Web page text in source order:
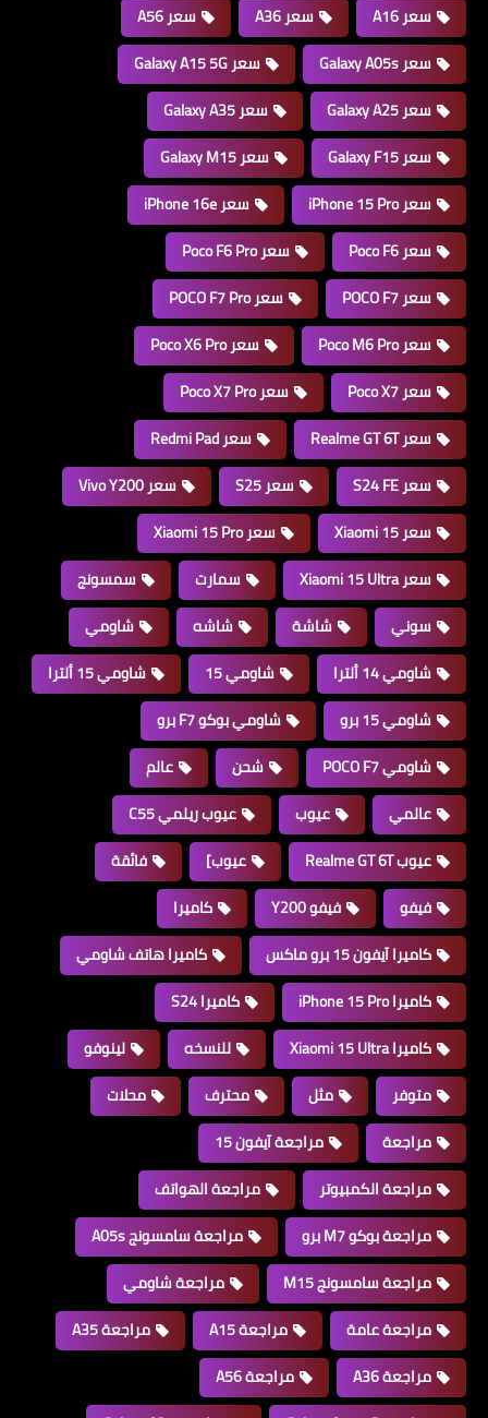
سعر A16
سعر A36
سعر A56
سعر Galaxy A05s
سعر Galaxy A15 5G
سعر Galaxy A25
سعر Galaxy A35
سعر Galaxy F15
سعر Galaxy M15
سعر iPhone 15 Pro
سعر iPhone 16e
سعر Poco F6
سعر Poco F6 Pro
سعر POCO F7
سعر POCO F7 Pro
سعر Poco M6 Pro
سعر Poco X6 Pro
سعر Poco X7
سعر Poco X7 Pro
سعر Realme GT 6T
سعر Redmi Pad
سعر S24 FE
سعر S25
سعر Vivo Y200
سعر Xiaomi 15
سعر Xiaomi 15 Pro
سعر Xiaomi 15 Ultra
سمارت
سمسونج
سوني
شاشة شاشه
شاومي
شاومي 14 ألترا
شاومي 15
شاومي 15 ألترا
شاومي 15 برو
شاومي بوكو F7 برو
شاومي POCO F7
شحن
عالم
عالمي
عيوب
عيوب ريلمي C55
عيوب Realme GT 6T
عيوب]
فائقة
فيفو
فيفو Y200
كاميرا
كاميرا آيفون 15 برو ماكس
كاميرا هاتف شاومي
كاميرا iPhone 15 Pro
كاميرا S24
كاميرا Xiaomi 15 Ultra
للنسخه
لينوفو
متوفر
مثل محترف
محلات
مراجعة
مراجعة آيفون 15
مراجعة الكمبيوتر
مراجعة الهواتف
مراجعة بوكو M7 برو
مراجعة سامسونج A05s
مراجعة سامسونج M15
مراجعة شاومي
مراجعة عامة
مراجعة A15
مراجعة A35
مراجعة A36
مراجعة A56